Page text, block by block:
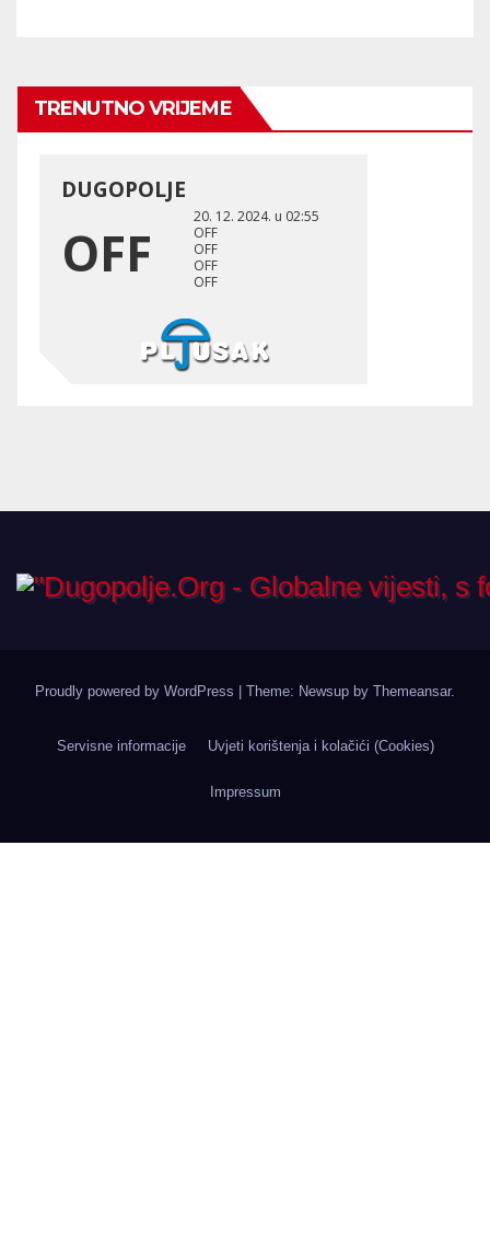
TRENUTNO VRIJEME
Proudly powered by WordPress Theme: Newsup by Themeansar.
Servisne informacije Uvjeti korištenja i kolačići (Cookies)
Impressum